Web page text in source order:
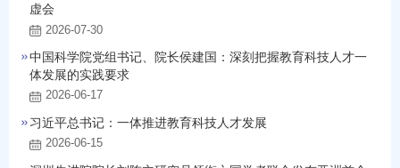
虚会
2026-07-30
中国科学院党组书记、院长侯建国：深刻把握教育科技人才一
体发展的实践要求
2026-06-17
习近平总书记：一体推进教育科技人才发展
2026-06-15